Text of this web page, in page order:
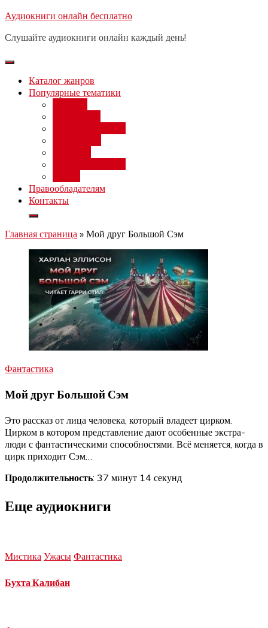
Перейти
содержимому
Аудиокниги онлайн бесплатно
Слушайте аудиокниги онлайн каждый день!
Каталог жанров
Популярные тематики
Правообладателям
Контакты
Главная страница » Мой друг Большой Сэм
Фантастика
Мой друг Большой Сэм
Это рассказ от лица человека, который владеет цирком.
Цирком в котором представление дают особенные экстра-
люди с фантастическими способностями. Всё меняется, когда в
цирк приходит Сэм…
Продолжительность: 37 минут 14 секунд
Еще аудиокниги
Мистика Ужасы Фантастика
Бухта Калибан
Бесплатный вебинар: заработок
день